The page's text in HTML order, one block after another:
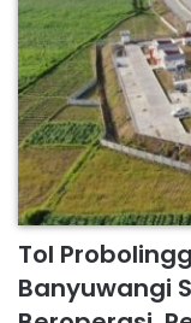
Tol
Banyuwangi